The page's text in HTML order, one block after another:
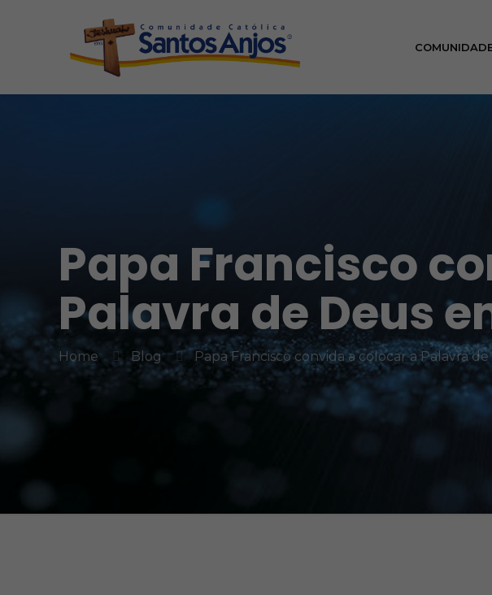
Papa Francisco
Palavra de Deus
Home Blog Papa Francisco convida a colocar a Palavra